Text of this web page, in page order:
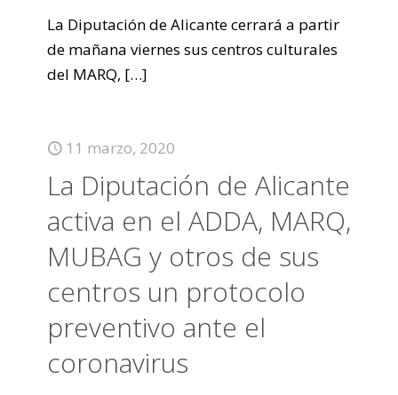
La Diputación de Alicante cerrará a partir
de mañana viernes sus centros culturales
del MARQ, […]
11 marzo, 2020
La Diputación de Alicante
activa en el ADDA, MARQ,
MUBAG y otros de sus
centros un protocolo
preventivo ante el
coronavirus